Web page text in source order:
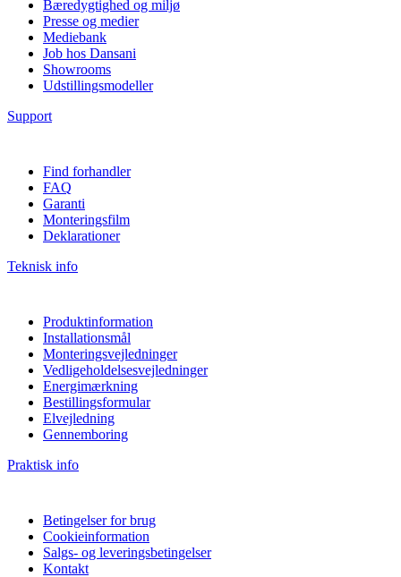
Bæredygtighed og miljø
Presse og medier
Mediebank
Job hos Dansani
Showrooms
Udstillingsmodeller
Support
Find forhandler
FAQ
Garanti
Monteringsfilm
Deklarationer
Teknisk info
Produktinformation
Installationsmål
Monteringsvejledninger
Vedligeholdelsesvejledninger
Energimærkning
Bestillingsformular
Elvejledning
Gennemboring
Praktisk info
Betingelser for brug
Cookieinformation
Salgs- og leveringsbetingelser
Kontakt